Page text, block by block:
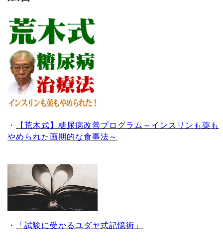
・
【荒木式】糖尿病改善プログラム～インスリンも薬も
やめられた画期的な食事法～
・ 「試験に受かるユダヤ式記憶術」